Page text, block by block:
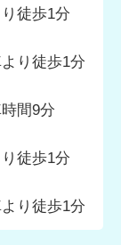
徒歩1分
り徒歩1分
間9分
徒歩1分
り徒歩1分